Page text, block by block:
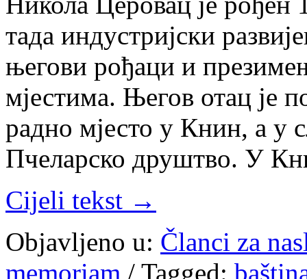
тада индустријски
његови рођаци и
мјестима. Његов отац је
радно мјесто у Книн, а у
Пчеларско друштво. У
Cijeli tekst →
Objavljeno u: Članci za
memoriam / Tagged: